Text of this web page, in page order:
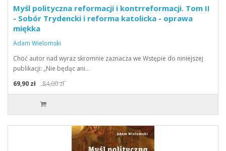
Myśl polityczna reformacji i kontrreformacji. Tom II
- Sobór Trydencki i reforma katolicka - oprawa
miękka
Adam Wielomski
Choć autor nad wyraz skromnie zaznacza we Wstępie do niniejszej
publikacji: „Nie będąc ani…
69,90 zł
84,00 zł